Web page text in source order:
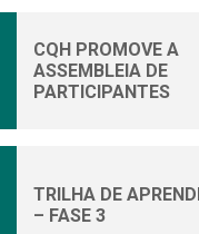
CQH PROMOVE A
ASSEMBLEIA DE
PARTICIPANTES
TRILHA DE
– FASE 3